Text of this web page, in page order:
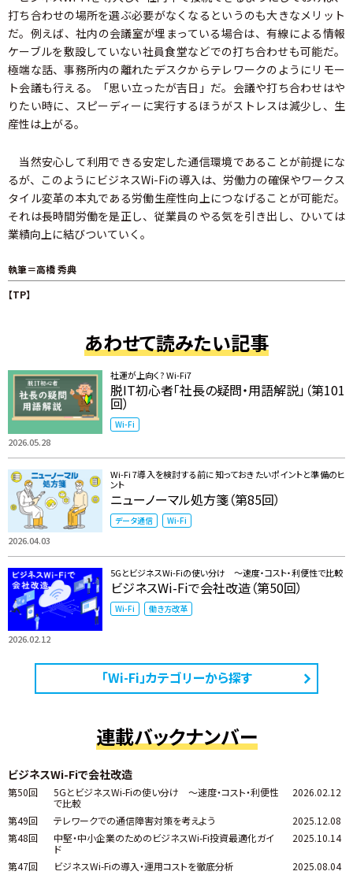
打ち合わせの場所を選ぶ必要がなくなるというのも大きなメリット
だ。例えば、社内の会議室が埋まっている場合は、有線による情報
ケーブルを敷設していない社員食堂などでの打ち合わせも可能だ。
極端な話、事務所内の離れたデスクからテレワークのようにリモー
ト会議も行える。「思い立ったが吉日」だ。会議や打ち合わせはや
りたい時に、スピーディーに実行するほうがストレスは減少し、生
産性は上がる。
当然安心して利用できる安定した通信環境であることが前提にな
るが、このようにビジネスWi-Fiの導入は、労働力の確保やワークス
タイル変革の本丸である労働生産性向上につなげることが可能だ。
それは長時間労働を是正し、従業員のやる気を引き出し、ひいては
業績向上に結びついていく。
執筆＝高橋 秀典
【TP】
あわせて読みたい記事
2026.05.28
社運が上向く? Wi-Fi7
脱IT初心者「社長の疑問・用語解説」（第101
回）
Wi-Fi
2026.04.03
Wi-Fi 7導入を検討する前に知っておきたいポイントと準備のヒ
ント
ニューノーマル処方箋（第85回）
データ通信 Wi-Fi
2026.02.12
5GとビジネスWi-Fiの使い分け ～速度・コスト・利便性で比較
ビジネスWi-Fiで会社改造（第50回）
Wi-Fi 働き方改革
「Wi-Fi」カテゴリーから探す
連載バックナンバー
ビジネスWi-Fiで会社改造
第50回
5GとビジネスWi-Fiの使い分け ～速度・コスト・利便性
で比較
2026.02.12
第49回 テレワークでの通信障害対策を考えよう
2025.12.08
第48回
中堅・中小企業のためのビジネスWi-Fi投資最適化ガイ
ド
2025.10.14
第47回 ビジネスWi-Fiの導入・運用コストを徹底分析
2025.08.04